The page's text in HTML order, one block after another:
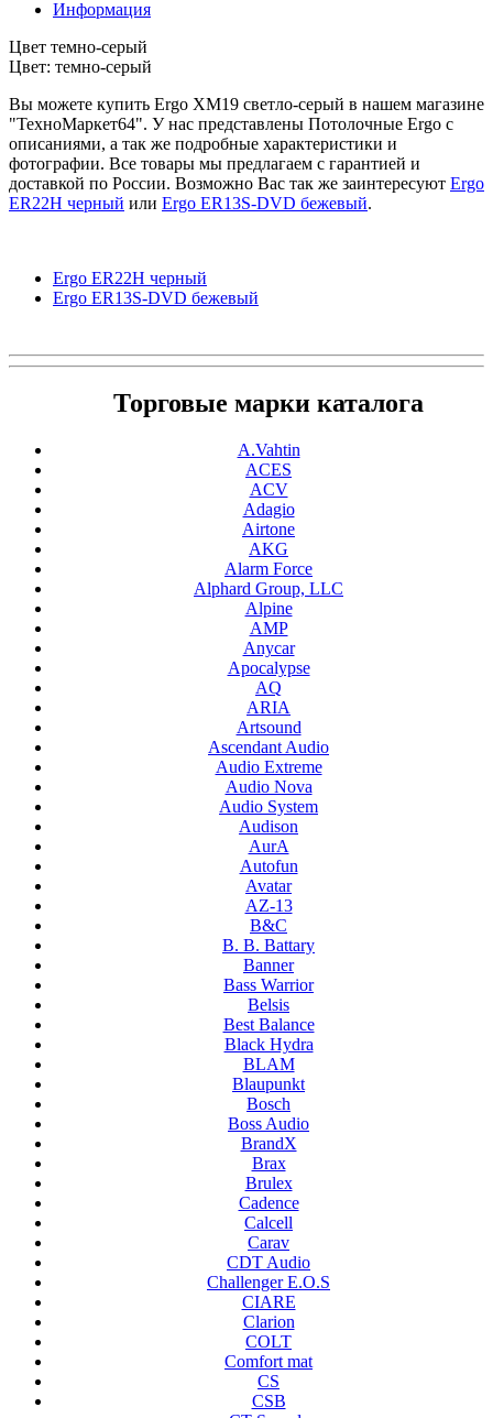
Информация
Цвет темно-серый
Цвет: темно-серый
Вы можете купить Ergo XM19 светло-серый в нашем магазине
"ТехноМаркет64". У нас представлены Потолочные Ergo с
описаниями, а так же подробные характеристики и
фотографии. Все товары мы предлагаем с гарантией и
доставкой по России. Возможно Вас так же заинтересуют Ergo
ER22H черный или Ergo ER13S-DVD бежевый.
Ergo ER22H черный
Ergo ER13S-DVD бежевый
Торговые марки каталога
A.Vahtin
ACES
ACV
Adagio
Airtone
AKG
Alarm Force
Alphard Group, LLC
Alpine
AMP
Anycar
Apocalypse
AQ
ARIA
Artsound
Ascendant Audio
Audio Extreme
Audio Nova
Audio System
Audison
AurA
Autofun
Avatar
AZ-13
B&C
B. B. Battary
Banner
Bass Warrior
Belsis
Best Balance
Black Hydra
BLAM
Blaupunkt
Bosch
Boss Audio
BrandX
Brax
Brulex
Cadence
Calcell
Carav
CDT Audio
Challenger E.O.S
CIARE
Clarion
COLT
Comfort mat
CS
CSB